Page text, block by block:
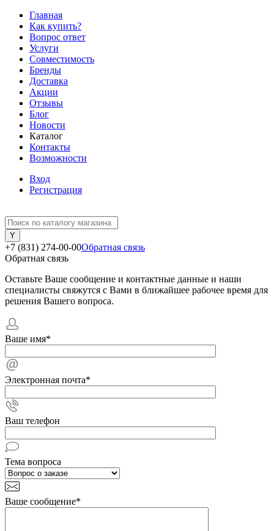
Главная
Как купить?
Вопрос ответ
Услуги
Совместимость
Бренды
Доставка
Акции
Отзывы
Блог
Новости
Каталог
Контакты
Возможности
Вход
Регистрация
+7 (831) 274-00-00Обратная связь
Обратная связь
Оставьте Ваше сообщение и контактные данные и наши
специалисты свяжутся с Вами в ближайшее рабочее время для
решения Вашего вопроса.
Ваше имя*
Электронная почта*
Ваш телефон
Тема вопроса
Ваше сообщение*